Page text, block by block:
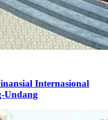
Internasional
Undang